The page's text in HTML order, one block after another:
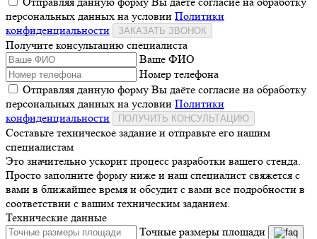
персональных данных на условии Политики
конфиденциальности
ЗАКАЗАТЬ ЗВОНОК
Получите консультацию специалиста
Ваше ФИО
Номер телефона
Отправляя данную форму Вы даёте согласие на обработку
персональных данных на условии Политики
конфиденциальности
ПОЛУЧИТЬ КОНСУЛЬТАЦИЮ
Составьте техническое задание и отправьте его нашим
специалистам
Это значительно ускорит процесс разработки вашего стенда.
Просто заполните форму ниже и наш специалист свяжется с
вами в ближайшее время и обсудит с вами все подробности в
соответствии с вашим техническим заданием.
Технические данные
Точные размеры площади